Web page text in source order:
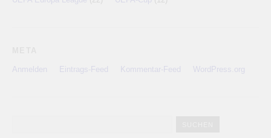
Anmelden Eintrags-Feed Kommentar-Feed WordPress.org